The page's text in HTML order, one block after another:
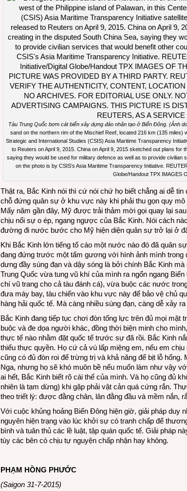
Tàu Trung Quốc bơm cát biển xây dựng đảo nhân tạo ở Biển Đông. (Ảnh
sand on the northern rim of the Mischief Reef, located 216 km (135 miles)
Strategic and International Studies (CSIS) Asia Maritime Transparency
to Reuters on April 9, 2015. China on April 9, 2015 sketched out plans for
saying they would be used for military defence as well as to provide civilian
on the photo is by CSIS’s Asia Maritime Transparency Initiative.
Globe/Handout TPX IMAGES
Thật ra, Bắc Kinh nói thì cứ nói chứ họ biết chẳng ai dễ
chỗ đứng quân sự ở khu vực này khi phải thu gọn quy
Mấy năm gần đây, Mỹ được trải thảm mời gọi quay lại
chịu nổi sự o ép, ngang ngược của Bắc Kinh. Nói cách
đường đi nước bước cho Mỹ hiện diện quân sự trở lại ở
Khi Bắc Kinh lớn tiếng tố cáo một nước nào đó đã quân
đang đứng trước một tấm gương với hình ảnh mình trong
dưng đầy súng đạn và dậy sóng là bởi chính Bắc Kinh
Trung Quốc vừa tung vũ khí của mình ra ngổn ngang
chí vũ trang cho cả tàu đánh cá), vừa buộc các nước
đưa máy bay, tàu chiến vào khu vực này để bảo vệ chủ
hàng hải quốc tế. Mà càng nhiều súng đạn, càng dễ xảy
Bắc Kinh đang tiếp tục chơi đòn tổng lực trên đủ mọi mặt
buộc và đe dọa người khác, đồng thời biện minh cho
thực tế nào nhằm đặt quốc tế trước sự đã rồi. Bắc Kinh
thiếu thực quyền. Họ cứ cả vú lấp miệng em, nếu em
cũng có đủ đòn roi để trừng trị và khả năng để bịt lỗ
Nga, nhưng họ sẽ khó muôn bề nếu muốn làm như vậy
ai hết, Bắc Kinh biết rõ cái thế của mình. Và họ cũng đủ
nhiên là tạm dừng) khi gặp phải vật cản quá cứng rắn.
theo triết lý: được đằng chân, lân đằng đầu và mềm nắn,
Với cuộc khủng hoảng Biển Đông hiện giờ, giải pháp duy
nguyên hiện trạng vào lúc khởi sự có tranh chấp để
bình và tuân thủ các lề luật, tập quán quốc tế. Giải pháp
tùy các bên có chịu tự nguyện chấp nhận hay không.
PHẠM HỒNG PHƯỚC
(Saigon 31-7-2015)